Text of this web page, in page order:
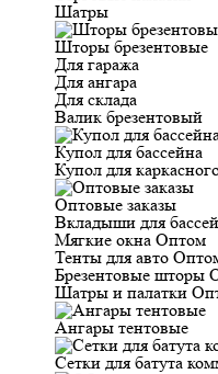
Шатры
Шторы брезентовые
Для гаража
Для ангара
Для склада
Валик брезентовый
Купол для бассейна
Купол для
Оптовые заказы
Вкладыши для
Мягкие окна Оптом
Тенты для авто
Брезентовые шторы
Шатры и палатки
Ангары тентовые
Сетки для батута